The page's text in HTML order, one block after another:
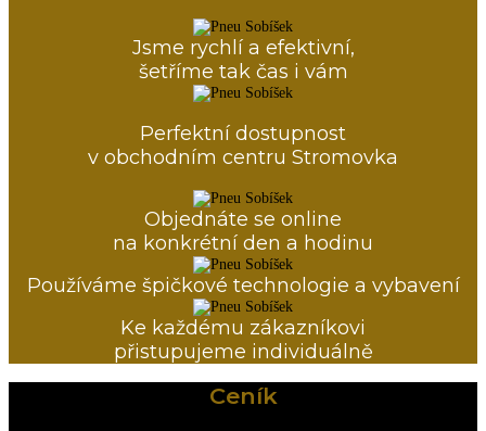
Jsme rychlí a efektivní,
šetříme tak čas i vám
Perfektní dostupnost
v obchodním centru Stromovka
Objednáte se online
na konkrétní den a hodinu
Používáme špičkové technologie a vybavení
Ke každému zákazníkovi
přistupujeme individuálně
Ceník